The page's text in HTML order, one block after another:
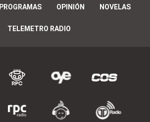
PROGRAMAS OPINIÓN NOVELAS
TELEMETRO RADIO